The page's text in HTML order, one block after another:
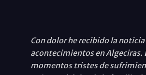
Con dolor he recibido la noticia
acontecimientos en Algeciras.
momentos tristes de